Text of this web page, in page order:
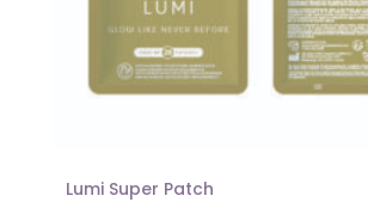
Lumi Super Patch